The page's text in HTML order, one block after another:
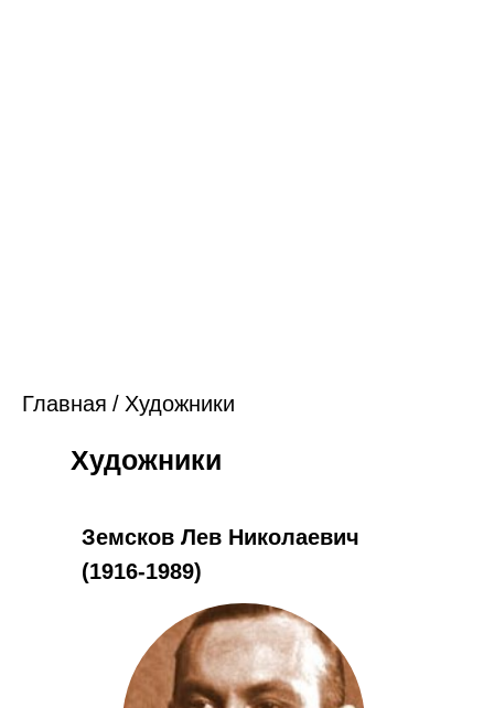
Главная / Художники
Художники
Земсков Лев Николаевич
(1916-1989)